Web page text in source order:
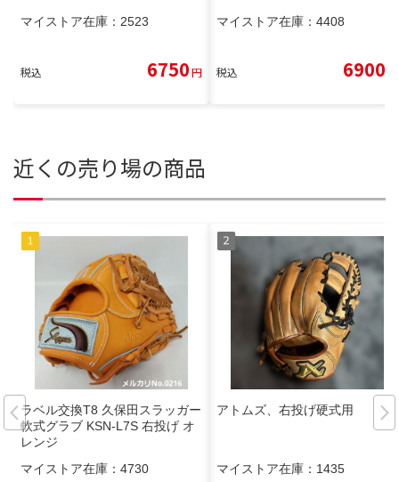
マイストア在庫： 2523
税込 6750円
マイストア在庫： 4408
税込 6900
近くの売り場の商品
ラベル交換T8 久保田スラッガー
軟式グラブ KSN-L7S 右投げ オ
レンジ
マイストア在庫： 4730
アトムズ、右投げ硬式用
マイストア在庫： 1435